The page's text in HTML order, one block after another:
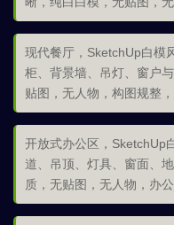
现代餐厅，SketchUp白模
柜、背景墙、吊灯、窗户
贴图，无人物，构图规整
开放式办公区，SketchUp
道、吊顶、灯具、窗面、
质，无贴图，无人物，办